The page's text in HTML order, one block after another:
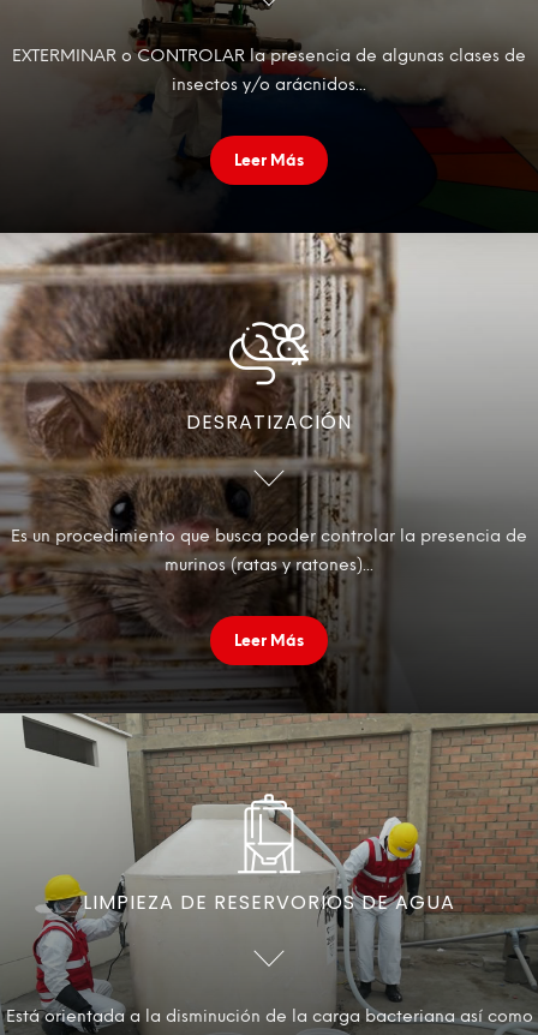
EXTERMINAR o CONTROLAR la presencia de algunas clases de
insectos y/o arácnidos...
Leer Más
DESRATIZACIÓN
Es un procedimiento que busca poder controlar la presencia de
murinos (ratas y ratones)...
Leer Más
LIMPIEZA DE RESERVORIOS DE AGUA
Está orientada a la disminución de la carga bacteriana así como